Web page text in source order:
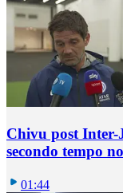
Chivu post
secondo tempo
01:44